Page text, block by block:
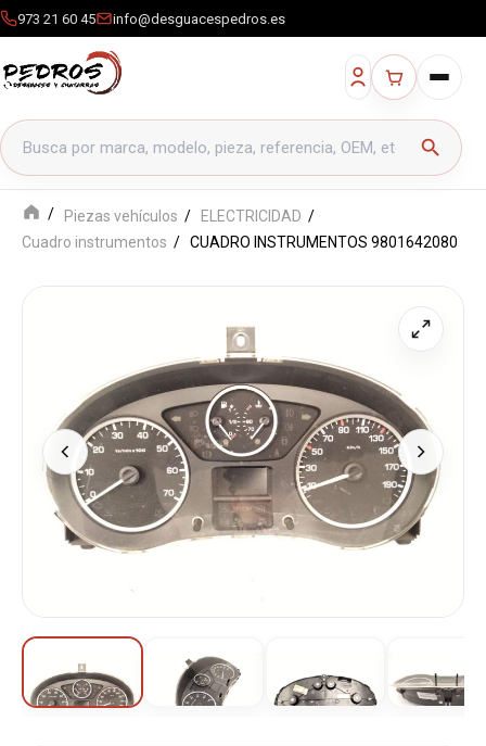
973 21 60 45 info@desguacespedros.es
Buscar productos
search
Piezas vehículos
ELECTRICIDAD
Cuadro instrumentos
CUADRO INSTRUMENTOS 9801642080